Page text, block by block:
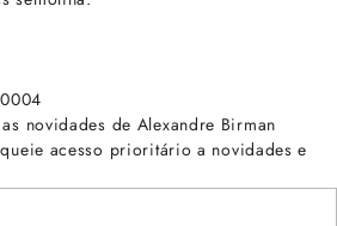
novidades de Alexandre Birman
acesso prioritário a novidades e